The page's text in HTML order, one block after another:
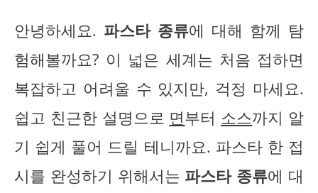
안녕하세요. 파스타 종류에 대해 함께 탐
험해볼까요? 이 넓은 세계는 처음 접하면
복잡하고 어려울 수 있지만, 걱정 마세요.
쉽고 친근한 설명으로 면부터 소스까지 알
기 쉽게 풀어 드릴 테니까요. 파스타 한 접
시를 완성하기 위해서는 파스타 종류에 대